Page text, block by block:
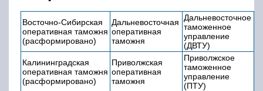
Восточно-Сибирская
оперативная таможня
(расформировано)
Дальневосточная
оперативная
таможня
Дальневосточное
таможенное
управление
(ДВТУ)
Калининградская
оперативная таможня
(расформировано)
Приволжская
оперативная
таможня
Приволжское
таможенное
управление
(ПТУ)